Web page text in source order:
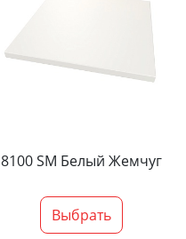
8100 SM Белый Жемчуг
Выбрать